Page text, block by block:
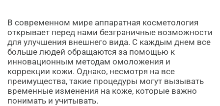
В современном мире аппаратная косметология
открывает перед нами безграничные возможности
для улучшения внешнего вида. С каждым днем все
больше людей обращаются за помощью к
инновационным методам омоложения и
коррекции кожи. Однако, несмотря на все
преимущества, такие процедуры могут вызывать
временные изменения на коже, которые важно
понимать и учитывать.